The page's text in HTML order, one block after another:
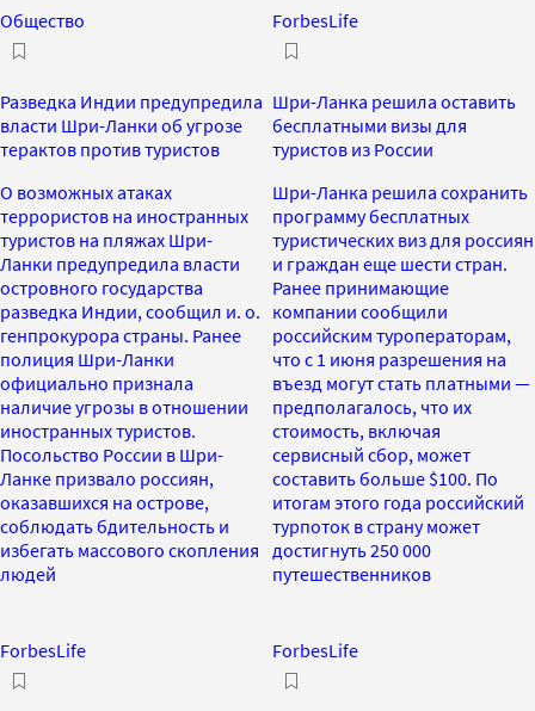
Общество
Разведка Индии предупредила
власти Шри-Ланки об угрозе
терактов против туристов
О возможных атаках
террористов на иностранных
туристов на пляжах Шри-
Ланки предупредила власти
островного государства
разведка Индии, сообщил и. о.
генпрокурора страны. Ранее
полиция Шри-Ланки
официально признала
наличие угрозы в отношении
иностранных туристов.
Посольство России в Шри-
Ланке призвало россиян,
оказавшихся на острове,
соблюдать бдительность и
избегать массового скопления
людей
ForbesLife
Шри-Ланка решила оставить
бесплатными визы для
туристов из России
Шри-Ланка решила сохранить
программу бесплатных
туристических виз для россиян
и граждан еще шести стран.
Ранее принимающие
компании сообщили
российским туроператорам,
что с 1 июня разрешения на
въезд могут стать платными —
предполагалось, что их
стоимость, включая
сервисный сбор, может
составить больше $100. По
итогам этого года российский
турпоток в страну может
достигнуть 250 000
путешественников
ForbesLife ForbesLife